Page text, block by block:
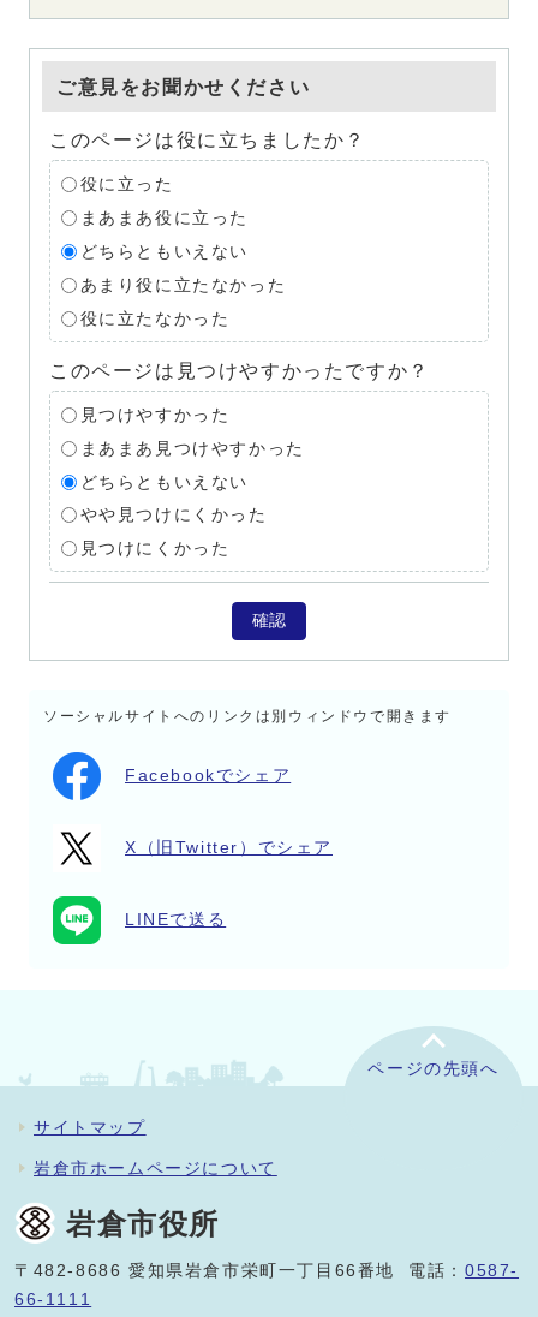
ご意見をお聞かせください
このページは役に立ちましたか？
役に立った
まあまあ役に立った
どちらともいえない
あまり役に立たなかった
役に立たなかった
このページは見つけやすかったですか？
見つけやすかった
まあまあ見つけやすかった
どちらともいえない
やや見つけにくかった
見つけにくかった
確認
ソーシャルサイトへのリンクは別ウィンドウで開きます
Facebookでシェア
X（旧Twitter）でシェア
LINEで送る
ページの先頭へ
サイトマップ
岩倉市ホームページについて
岩倉市役所
〒482-8686 愛知県岩倉市栄町一丁目66番地 電話：0587-
66-1111